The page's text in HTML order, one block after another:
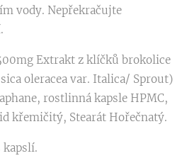
vody. Nepřekračujte
Extrakt z klíčků brokolice
oleracea var. Italica/ Sprout)
rostlinná kapsle HPMC,
křemičitý, Stearát Hořečnatý.
kapslí.